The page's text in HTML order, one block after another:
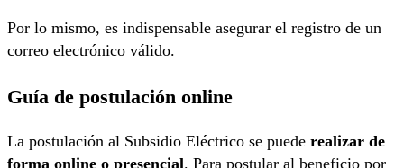
Por lo mismo, es indispensable asegurar el registro de un
correo electrónico válido.
Guía de postulación online
La postulación al Subsidio Eléctrico se puede realizar de
forma online o presencial. Para postular al beneficio por